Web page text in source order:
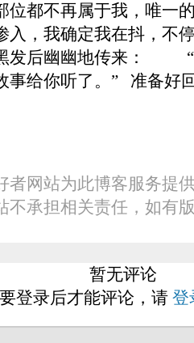
位都不再属于我，唯一
入，我确定我在抖，
发后幽幽地传来： “
事给你听了。” 准备好
者网站为此博客服务提
不承担相关责任，如有
暂无评论
登录后才能评论，请 登